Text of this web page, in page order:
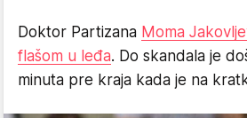
Doktor Partizana Moma
flašom u leđa. Do skandala je
minuta pre kraja kada je na